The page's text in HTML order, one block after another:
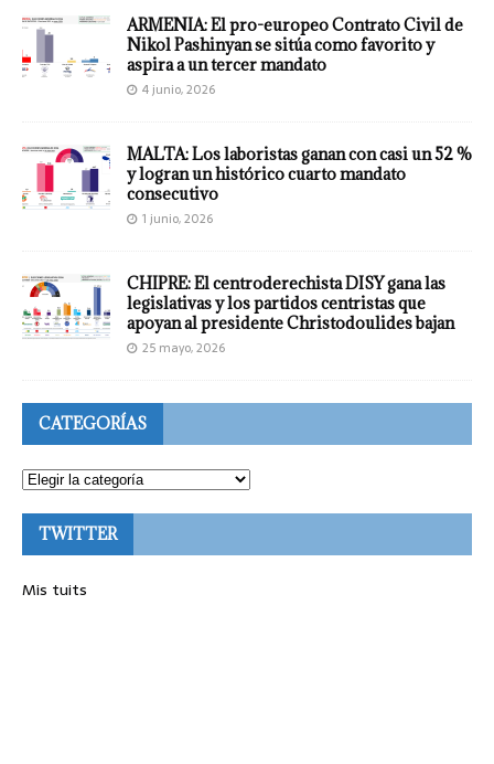
ARMENIA: El pro-europeo Contrato Civil de
Nikol Pashinyan se sitúa como favorito y
aspira a un tercer mandato
4 junio, 2026
MALTA: Los laboristas ganan con casi un 52 %
y logran un histórico cuarto mandato
consecutivo
1 junio, 2026
CHIPRE: El centroderechista DISY gana las
legislativas y los partidos centristas que
apoyan al presidente Christodoulides bajan
25 mayo, 2026
CATEGORÍAS
TWITTER
Mis tuits